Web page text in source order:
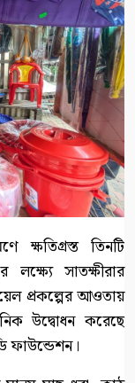
ক্ষতিগ্রস্ত তিনটি
সাতক্ষীরার
প্রকল্পের আওতায়
উদ্বোধন করেছে
ফাউন্ডেশন।